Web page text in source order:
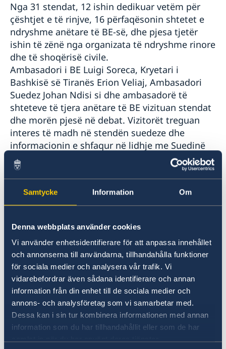
Samtycke Information Om
Denna webbplats använder cookies
Vi använder enhetsidentifierare för att anpassa innehållet
och annonserna till användarna, tillhandahålla funktioner
för sociala medier och analysera vår trafik. Vi
vidarebefordrar även sådana identifierare och annan
information från din enhet till de sociala medier och
annons- och analysföretag som vi samarbetar med.
Dessa kan i sin tur kombinera informationen med annan
information som du har tillhandahållit eller som de har
Nga 31 stendat, 12 ishin dedikuar vetëm për
çështjet e të rinjve, 16 përfaqësonin shtetet e
ndryshme anëtare të BE-së, dhe pjesa tjetër
ishin të zënë nga organizata të ndryshme rinore
dhe të shoqërisë civile.
Ambasadori i BE Luigi Soreca, Kryetari i
Bashkisë së Tiranës Erion Veliaj, Ambasadori
Suedez Johan Ndisi si dhe ambasadorë të
shteteve të tjera anëtare të BE vizituan stendat
dhe morën pjesë në debat. Vizitorët treguan
interes të madh në stendën suedeze dhe
informacionin e shfaqur në lidhje me Suedinë
dhe atë që Suedia bën në Shqipëri. Ndërsa
mësonin më shumë për Suedinë, vizitorët
mund të merrnin edhe një shije të Suedisë
duke provuar simitetëfreskëta më kanellë.